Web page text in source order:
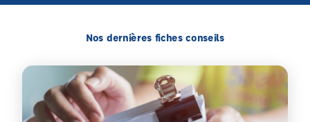
Nos dernières fiches conseils